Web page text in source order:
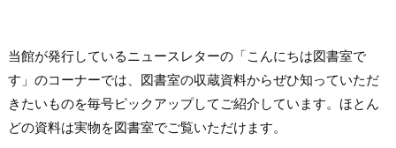
当館が発行しているニュースレターの「こんにちは図書室で
す」のコーナーでは、図書室の収蔵資料からぜひ知っていただ
きたいものを毎号ピックアップしてご紹介しています。ほとん
どの資料は実物を図書室でご覧いただけます。